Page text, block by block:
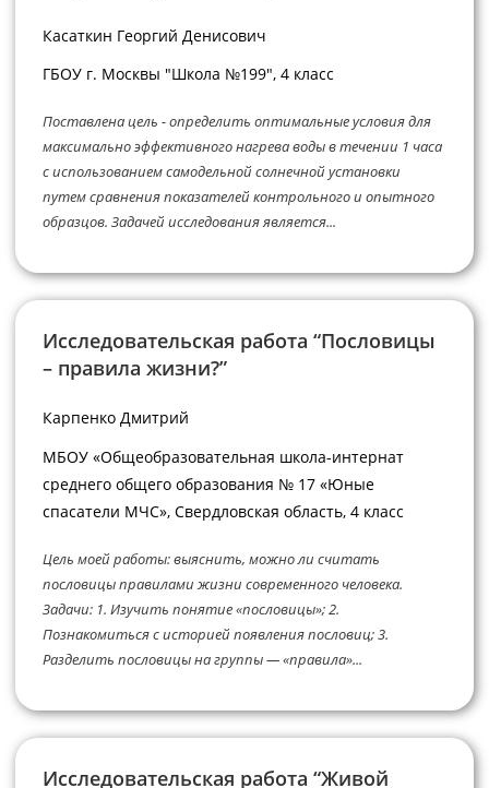
Касаткин Георгий Денисович
ГБОУ г. Москвы "Школа №199", 4 класс
Поставлена цель - определить оптимальные условия для
максимально эффективного нагрева воды в течении 1 часа
с использованием самодельной солнечной установки
путем сравнения показателей контрольного и опытного
образцов. Задачей исследования является...
Исследовательская работа “Пословицы
– правила жизни?”
Карпенко Дмитрий
МБОУ «Общеобразовательная школа-интернат
среднего общего образования № 17 «Юные
спасатели МЧС», Свердловская область, 4 класс
Цель моей работы: выяснить, можно ли считать
пословицы правилами жизни современного человека.
Задачи: 1. Изучить понятие «пословицы»; 2.
Познакомиться с историей появления пословиц; 3.
Разделить пословицы на группы — «правила»...
Исследовательская работа “Живой